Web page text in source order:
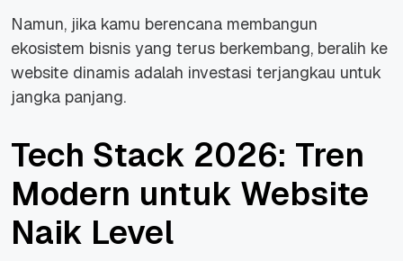
Namun, jika kamu berencana membangun
ekosistem bisnis yang terus berkembang, beralih ke
website dinamis adalah investasi terjangkau untuk
jangka panjang.
Tech Stack 2026: Tren
Modern untuk Website
Naik Level